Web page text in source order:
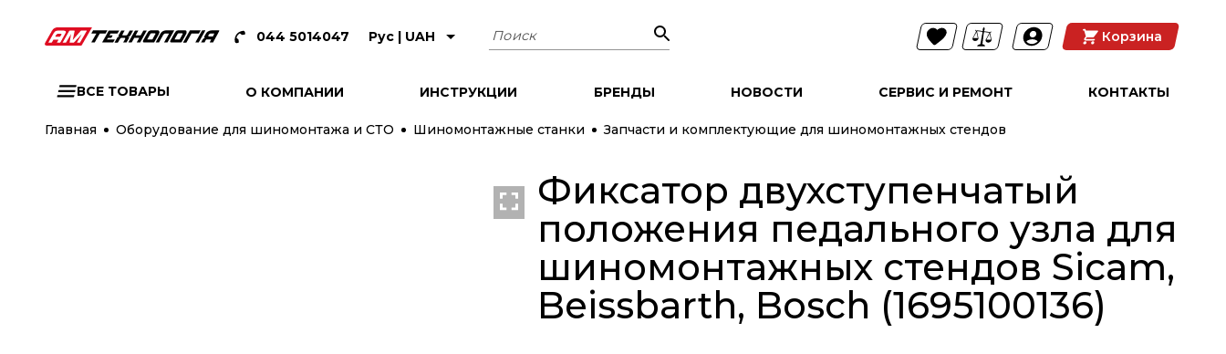
044 5014047 Рус | UAH Поиск Корзина
ВСЕ ТОВАРЫ О КОМПАНИИ ИНСТРУКЦИИ БРЕНДЫ НОВОСТИ СЕРВИС И РЕМОНТ КОНТАКТЫ
Главная Оборудование для шиномонтажа и СТО Шиномонтажные станки Запчасти и комплектующие для шиномонтажных стендов
Фиксатор двухступенчатый
положения педального узла для
шиномонтажных стендов Sicam,
Beissbarth, Bosch (1695100136)